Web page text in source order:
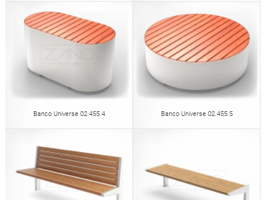
Banco Universe 02.455.4 Banco Universe 02.455.5